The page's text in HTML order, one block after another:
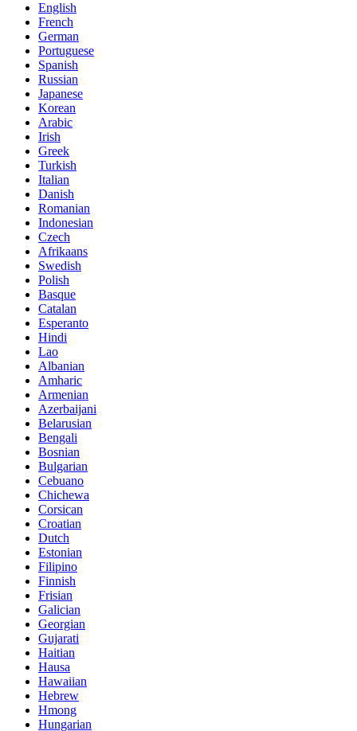
English
French
German
Portuguese
Spanish
Russian
Japanese
Korean
Arabic
Irish
Greek
Turkish
Italian
Danish
Romanian
Indonesian
Czech
Afrikaans
Swedish
Polish
Basque
Catalan
Esperanto
Hindi
Lao
Albanian
Amharic
Armenian
Azerbaijani
Belarusian
Bengali
Bosnian
Bulgarian
Cebuano
Chichewa
Corsican
Croatian
Dutch
Estonian
Filipino
Finnish
Frisian
Galician
Georgian
Gujarati
Haitian
Hausa
Hawaiian
Hebrew
Hmong
Hungarian